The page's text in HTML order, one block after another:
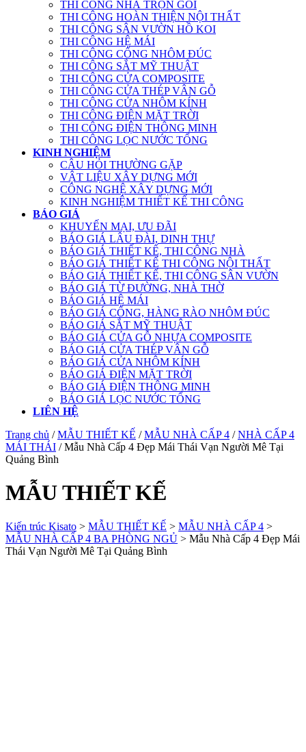
THI CÔNG NHÀ TRỌN GÓI
THI CÔNG HOÀN THIỆN NỘI THẤT
THI CÔNG SÂN VƯỜN HỒ KOI
THI CÔNG HỆ MÁI
THI CÔNG CỔNG NHÔM ĐÚC
THI CÔNG SẮT MỸ THUẬT
THI CÔNG CỬA COMPOSITE
THI CÔNG CỬA THÉP VÂN GỖ
THI CÔNG CỬA NHÔM KÍNH
THI CÔNG ĐIỆN MẶT TRỜI
THI CÔNG ĐIỆN THÔNG MINH
THI CÔNG LỌC NƯỚC TỔNG
KINH NGHIỆM
CÂU HỎI THƯỜNG GẶP
VẬT LIỆU XÂY DỰNG MỚI
CÔNG NGHỆ XÂY DỰNG MỚI
KINH NGHIỆM THIẾT KẾ THI CÔNG
BÁO GIÁ
KHUYẾN MẠI, ƯU ĐÃI
BÁO GIÁ LÂU ĐÀI, DINH THỰ
BÁO GIÁ THIẾT KẾ, THI CÔNG NHÀ
BÁO GIÁ THIẾT KẾ THI CÔNG NỘI THẤT
BÁO GIÁ THIẾT KẾ, THI CÔNG SÂN VƯỜN
BÁO GIÁ TỪ ĐƯỜNG, NHÀ THỜ
BÁO GIÁ HỆ MÁI
BÁO GIÁ CỔNG, HÀNG RÀO NHÔM ĐÚC
BÁO GIÁ SẮT MỸ THUẬT
BÁO GIÁ CỬA GỖ NHỰA COMPOSITE
BÁO GIÁ CỬA THÉP VÂN GỖ
BÁO GIÁ CỬA NHÔM KÍNH
BÁO GIÁ ĐIỆN MẶT TRỜI
BÁO GIÁ ĐIỆN THÔNG MINH
BÁO GIÁ LỌC NƯỚC TỔNG
LIÊN HỆ
Trang chủ /MẪU THIẾT KẾ /MẪU NHÀ CẤP 4 /NHÀ CẤP 4
MÁI THÁI / Mẫu Nhà Cấp 4 Đẹp Mái Thái Vạn Người Mê Tại
Quảng Bình
MẪU THIẾT KẾ
Kiến trúc Kisato > MẪU THIẾT KẾ > MẪU NHÀ CẤP 4 >
MẪU NHÀ CẤP 4 BA PHÒNG NGỦ > Mẫu Nhà Cấp 4 Đẹp Mái
Thái Vạn Người Mê Tại Quảng Bình